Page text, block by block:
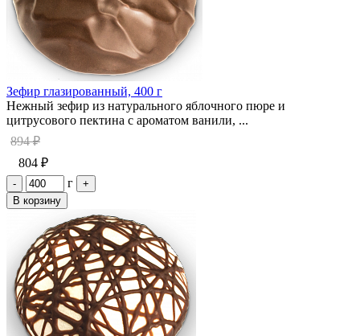
Зефир глазированный, 400 г
Нежный зефир из натурального яблочного пюре и
цитрусового пектина с ароматом ванили, ...
894 ₽
804 ₽
- г
+
В корзину